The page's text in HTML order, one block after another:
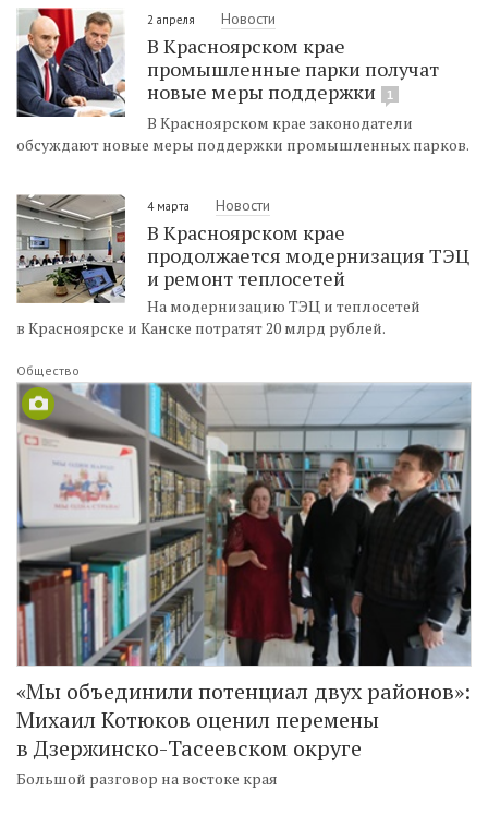
2 апреля Новости
В Красноярском крае
промышленные парки получат
новые меры поддержки
1
В Красноярском крае законодатели
обсуждают новые меры поддержки промышленных парков.
4 марта Новости
В Красноярском крае
продолжается модернизация ТЭЦ
и ремонт теплосетей
На модернизацию ТЭЦ и теплосетей
в Красноярске и Канске потратят 20 млрд рублей.
Общество
«Мы объединили потенциал двух районов»:
Михаил Котюков оценил перемены
в Дзержинско-Тасеевском округе
Большой разговор на востоке края